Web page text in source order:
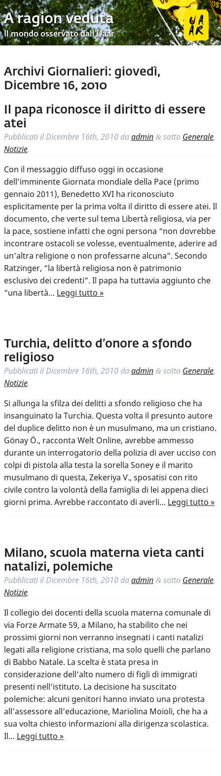
A ragion veduta
Il mondo osservato dall’Uaar
Archivi Giornalieri: giovedì,
Dicembre 16, 2010
Il papa riconosce il diritto di essere
atei
Pubblicati ilDicembre 16th, 2010 daadmin & sotto Generale,
Notizie.
Con il messaggio diffuso oggi in occasione
dell’imminente Giornata mondiale della Pace (primo
gennaio 2011), Benedetto XVI ha riconosciuto
esplicitamente per la prima volta il diritto di essere atei. Il
documento, che verte sul tema Libertà religiosa, via per
la pace, sostiene infatti che ogni persona “non dovrebbe
incontrare ostacoli se volesse, eventualmente, aderire ad
un’altra religione o non professarne alcuna”. Secondo
Ratzinger, “la libertà religiosa non è patrimonio
esclusivo dei credenti”. Il papa ha tuttavia aggiunto che
“una libertà… Leggi tutto »
Turchia, delitto d’onore a sfondo
religioso
Pubblicati ilDicembre 16th, 2010 daadmin & sotto Generale,
Notizie.
Si allunga la sfilza dei delitti a sfondo religioso che ha
insanguinato la Turchia. Questa volta il presunto autore
del duplice delitto non è un musulmano, ma un cristiano.
Gönay Ö., racconta Welt Online, avrebbe ammesso
durante un interrogatorio della polizia di aver ucciso con
colpi di pistola alla testa la sorella Soney e il marito
musulmano di questa, Zekeriya V., sposatisi con rito
civile contro la volontà della famiglia di lei appena dieci
giorni prima. Avrebbe raccontato di averli… Leggi tutto »
Milano, scuola materna vieta canti
natalizi, polemiche
Pubblicati ilDicembre 16th, 2010 daadmin & sotto Generale,
Notizie.
Il collegio dei docenti della scuola materna comunale di
via Forze Armate 59, a Milano, ha stabilito che nei
prossimi giorni non verranno insegnati i canti natalizi
legati alla religione cristiana, ma solo quelli che parlano
di Babbo Natale. La scelta è stata presa in
considerazione dell’alto numero di figli di immigrati
presenti nell’istituto. La decisione ha suscitato
polemiche: alcuni genitori hanno inviato una protesta
all’assessore all’educazione, Mariolina Moioli, che ha a
sua volta chiesto informazioni alla dirigenza scolastica.
Il… Leggi tutto »